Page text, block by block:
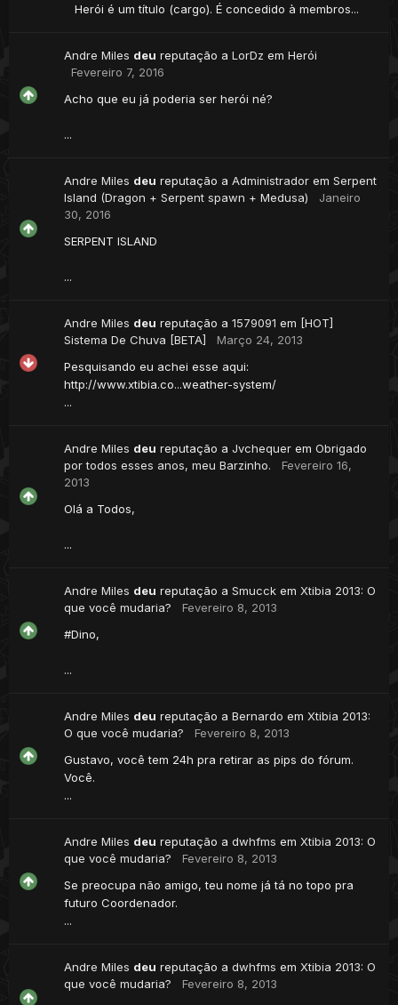
Herói é um título (cargo). É concedido à membros...
Andre Miles deu reputação a LorDz em Herói
Fevereiro 7, 2016
Acho que eu já poderia ser herói né?
...
Andre Miles deu reputação a Administrador em Serpent
Island (Dragon + Serpent spawn + Medusa)
Janeiro
30, 2016
SERPENT ISLAND
...
Andre Miles deu reputação a 1579091 em [HOT]
Sistema De Chuva [BETA]
Março 24, 2013
Pesquisando eu achei esse aqui:
http://www.xtibia.co...weather-system/
...
Andre Miles deu reputação a Jvchequer em Obrigado
por todos esses anos, meu Barzinho.
Fevereiro 16,
2013
Olá a Todos,
...
Andre Miles deu reputação a Smucck em Xtibia 2013: O
que você mudaria?
Fevereiro 8, 2013
#Dino,
...
Andre Miles deu reputação a Bernardo em Xtibia 2013:
O que você mudaria?
Fevereiro 8, 2013
Gustavo, você tem 24h pra retirar as pips do fórum.
Você.
...
Andre Miles deu reputação a dwhfms em Xtibia 2013: O
que você mudaria?
Fevereiro 8, 2013
Se preocupa não amigo, teu nome já tá no topo pra
futuro Coordenador.
...
Andre Miles deu reputação a dwhfms em Xtibia 2013: O
que você mudaria?
Fevereiro 8, 2013